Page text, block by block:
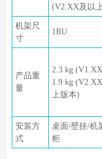
(V2.XX及以
机架尺
寸
1RU
产品重
量
2.3 kg
1.9 kg
上版本)
安装方
式
桌面/壁挂/机
柜